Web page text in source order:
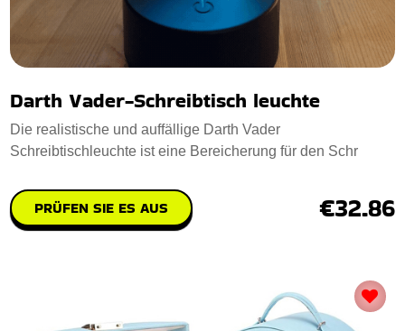
Darth Vader-Schreibtisch leuchte
Die realistische und auffällige Darth Vader
Schreibtischleuchte ist eine Bereicherung für den Schr
PRÜFEN SIE ES AUS €32.86